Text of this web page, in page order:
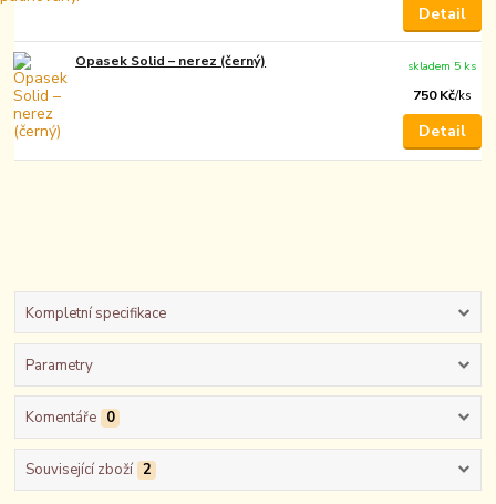
Detail
Opasek Solid – nerez (černý)
750 Kč/ks
skladem 5 ks
Detail
Kompletní specifikace
Parametry
Komentáře 0
Související zboží 2